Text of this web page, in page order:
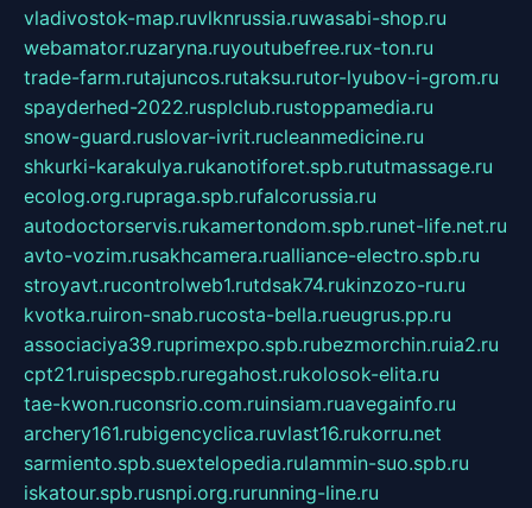
vladivostok-map.ruvlknrussia.ruwasabi-shop.ru
webamator.ruzaryna.ruyoutubefree.rux-ton.ru
trade-farm.rutajuncos.rutaksu.rutor-lyubov-i-grom.ru
spayderhed-2022.rusplclub.rustoppamedia.ru
snow-guard.ruslovar-ivrit.rucleanmedicine.ru
shkurki-karakulya.rukanotiforet.spb.rututmassage.ru
ecolog.org.rupraga.spb.rufalcorussia.ru
autodoctorservis.rukamertondom.spb.runet-life.net.ru
avto-vozim.rusakhcamera.rualliance-electro.spb.ru
stroyavt.rucontrolweb1.rutdsak74.rukinzozo-ru.ru
kvotka.ruiron-snab.rucosta-bella.rueugrus.pp.ru
associaciya39.ruprimexpo.spb.rubezmorchin.ruia2.ru
cpt21.ruispecspb.ruregahost.rukolosok-elita.ru
tae-kwon.ruconsrio.com.ruinsiam.ruavegainfo.ru
archery161.rubigencyclica.ruvlast16.rukorru.net
sarmiento.spb.suextelopedia.rulammin-suo.spb.ru
iskatour.spb.rusnpi.org.rurunning-line.ru